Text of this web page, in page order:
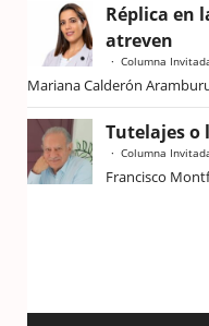
Réplica en
atreven
Columna
Mariana Calderón
Tutelajes o
Columna
Francisco